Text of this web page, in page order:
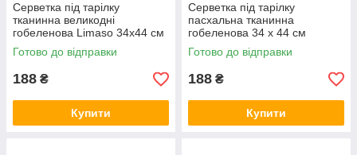
Серветка під тарілку
тканинна великодні
гобеленова Limaso 34х44 см
серветки під тарілки
великодні
Готово до відправки
188 ₴
Купити
Серветка під тарілку
пасхальна тканинна
гобеленова 34 х 44 см
серветки під тарілки
великодні
Готово до відправки
188 ₴
Купити